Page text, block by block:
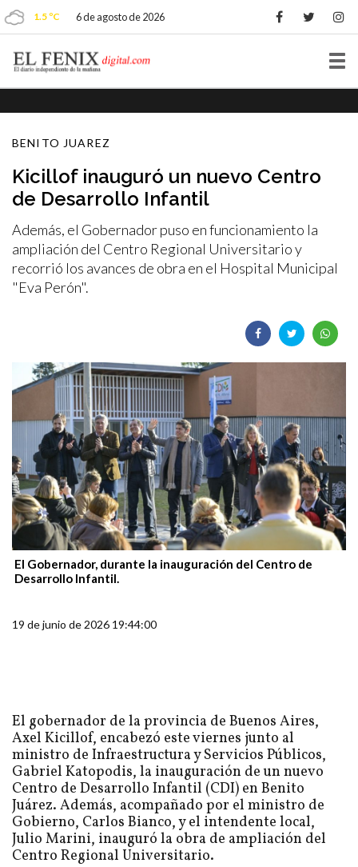
1.5 ºC 6 de agosto de 2026
BENITO JUAREZ
Kicillof inauguró un nuevo Centro
de Desarrollo Infantil
Además, el Gobernador puso en funcionamiento la
ampliación del Centro Regional Universitario y
recorrió los avances de obra en el Hospital Municipal
"Eva Perón".
El Gobernador, durante la inauguración del Centro de
Desarrollo Infantil.
19 de junio de 2026 19:44:00
El gobernador de la provincia de Buenos Aires,
Axel Kicillof, encabezó este viernes junto al
ministro de Infraestructura y Servicios Públicos,
Gabriel Katopodis, la inauguración de un nuevo
Centro de Desarrollo Infantil (CDI) en Benito
Juárez. Además, acompañado por el ministro de
Gobierno, Carlos Bianco, y el intendente local,
Julio Marini, inauguró la obra de ampliación del
Centro Regional Universitario.